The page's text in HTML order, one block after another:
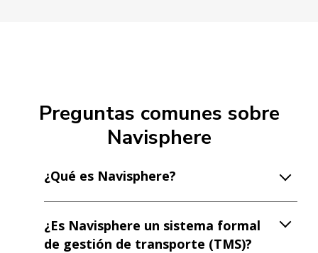
Preguntas comunes sobre
Navisphere
¿Qué es Navisphere?
¿Es Navisphere un sistema formal
de gestión de transporte (TMS)?